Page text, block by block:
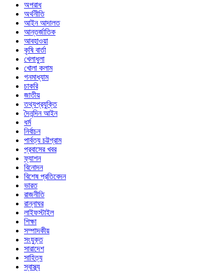
অপরাধ
অর্থনীতি
আইন আদালত
আন্তর্জাতিক
আবহাওয়া
কৃষি বার্তা
খেলাধুলা
খোলা কলাম
গনমাধ্যাম
চাকরি
জাতীয়
তথ্যপ্রযুক্তি
দৈনন্দিন আইন
ধর্ম
নির্বাচন
পার্বত্য চট্টগ্রাম
প্রবাসের খবর
ফ্যাশন
বিনোদন
বিশেষ প্রতিবেদন
ভারত
রাজনীতি
রান্নাঘর
লাইফস্টাইল
শিক্ষা
সম্পাদকীয়
সংযুক্ত
সারাদেশ
সাহিত্য
স্বাস্থ্য